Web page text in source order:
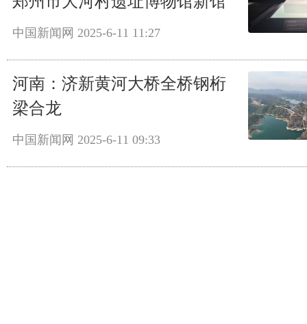
中国新闻网 2025-6-11 11:27
河南：济新黄河大桥全桥钢桁
梁合龙
中国新闻网 2025-6-11 09:33